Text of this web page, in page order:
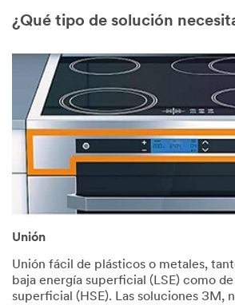
¿Qué tipo de solución
Unión
Unión fácil de plásticos o metales,
baja energía superficial (LSE) como
superficial (HSE). Las soluciones 3M,